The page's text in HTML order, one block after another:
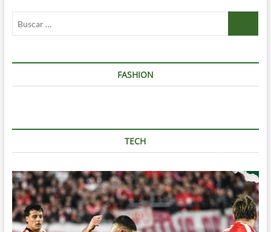
FASHION
TECH